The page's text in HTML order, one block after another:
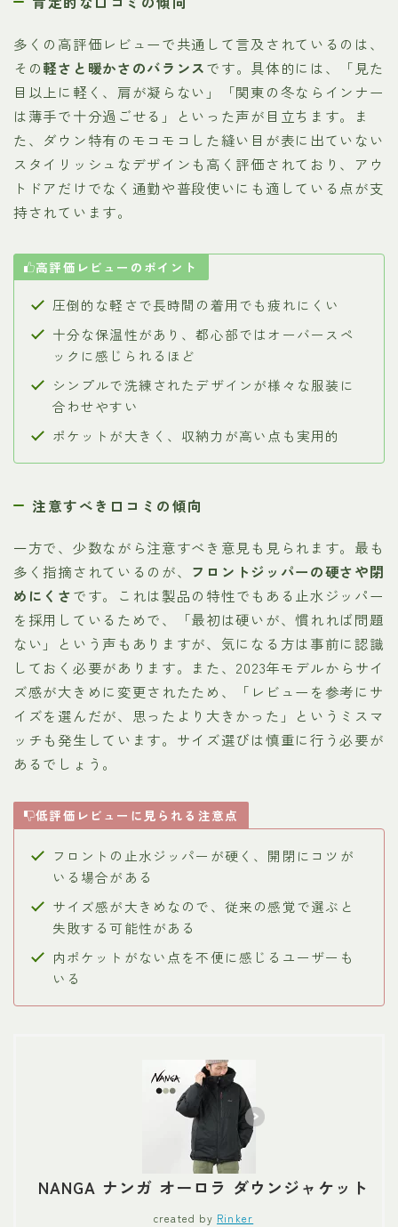
多くの高評価レビューで共通して言及されているのは、
その軽さと暖かさのバランスです。具体的には、「見た
目以上に軽く、肩が凝らない」「関東の冬ならインナー
は薄手で十分過ごせる」といった声が目立ちます。ま
た、ダウン特有のモコモコした縫い目が表に出ていない
スタイリッシュなデザインも高く評価されており、アウ
トドアだけでなく通勤や普段使いにも適している点が支
持されています。
高評価レビューのポイント
圧倒的な軽さで長時間の着用でも疲れにくい
十分な保温性があり、都心部ではオーバースペ
ックに感じられるほど
シンプルで洗練されたデザインが様々な服装に
合わせやすい
ポケットが大きく、収納力が高い点も実用的
注意すべき口コミの傾向
一方で、少数ながら注意すべき意見も見られます。最も
多く指摘されているのが、 フロントジッパーの硬さや閉
めにくさです。これは製品の特性でもある止水ジッパー
を採用しているためで、「最初は硬いが、慣れれば問題
ない」という声もありますが、気になる方は事前に認識
しておく必要があります。また、2023年モデルからサイ
ズ感が大きめに変更されたため、「レビューを参考にサ
イズを選んだが、思ったより大きかった」というミスマ
ッチも発生しています。サイズ選びは慎重に行う必要が
あるでしょう。
低評価レビューに見られる注意点
フロントの止水ジッパーが硬く、開閉にコツが
いる場合がある
サイズ感が大きめなので、従来の感覚で選ぶと
失敗する可能性がある
内ポケットがない点を不便に感じるユーザーも
いる
NANGA ナンガ オーロラ ダウンジャケット
created by Rinker